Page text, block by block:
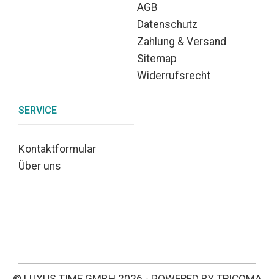
AGB
Datenschutz
Zahlung & Versand
Sitemap
Widerrufsrecht
SERVICE
Kontaktformular
Über uns